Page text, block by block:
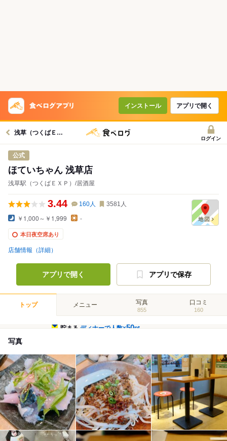
インストール アプリで開く
浅草（つくばＥＸＰ）駅グルメへ
ログイン
公式
ほていちゃん 浅草店
浅草駅（つくばＥＸＰ）/居酒屋
3.44 160人 3581 人
￥1,000～￥1,999 -
本日夜空席あり
店舗情報（詳細）
アプリで開く アプリで保存
トップ メニュー 写真
855
口コミ
160
貯まるディナーで人数×50pt
写真